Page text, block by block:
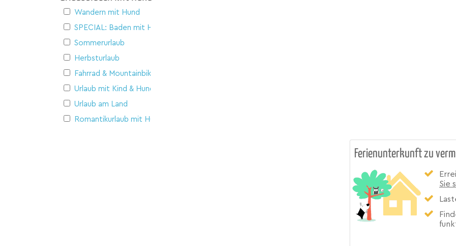
Wandern mit Hund
SPECIAL: Baden mit Hund
Sommerurlaub
Herbsturlaub
Fahrrad & Mountainbike
Urlaub mit Kind & Hund
Urlaub am Land
Romantikurlaub mit Hund
Ferienunterkunft zu
Sie